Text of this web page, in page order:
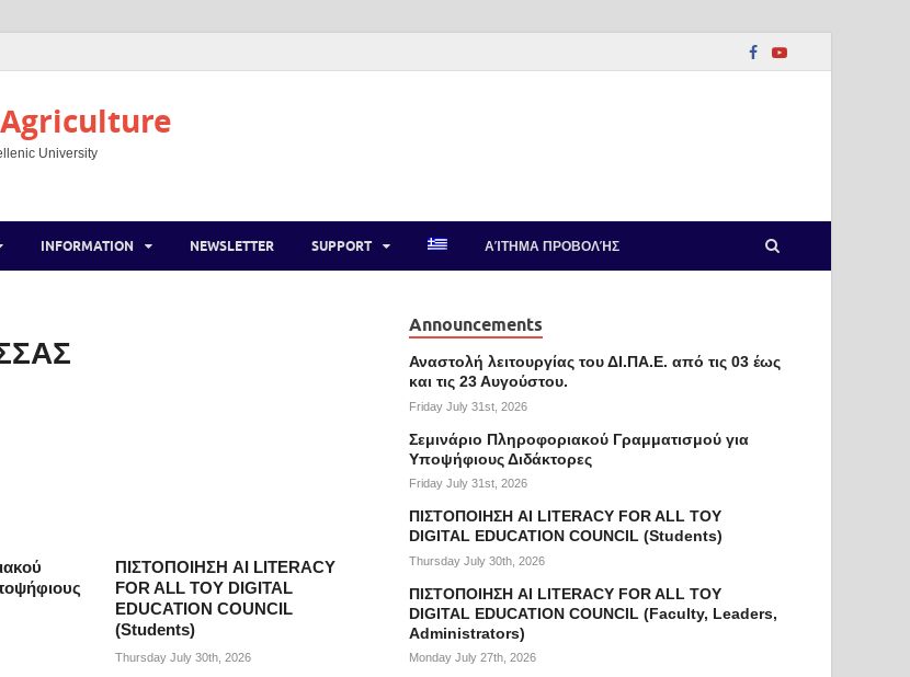
University
INFORMATION NEWSLETTER SUPPORT ΑΊΤΗΜΑ ΠΡΟΒΟΛΉΣ
ΠΙΣΤΟΠΟΙΗΣΗ AI LITERACY
FOR ALL ΤΟΥ DIGITAL
EDUCATION COUNCIL
(Students)
Thursday July 30th, 2026
Announcements
Αναστολή λειτουργίας του ΔΙ.ΠΑ.Ε. από τις 03 έως
και τις 23 Αυγούστου.
Friday July 31st, 2026
Σεμινάριο Πληροφοριακού Γραμματισμού για
Υποψήφιους Διδάκτορες
Friday July 31st, 2026
ΠΙΣΤΟΠΟΙΗΣΗ AI LITERACY FOR ALL ΤΟΥ
DIGITAL EDUCATION COUNCIL (Students)
Thursday July 30th, 2026
ΠΙΣΤΟΠΟΙΗΣΗ AI LITERACY FOR ALL ΤΟΥ
DIGITAL EDUCATION COUNCIL (Faculty, Leaders,
Administrators)
Monday July 27th, 2026